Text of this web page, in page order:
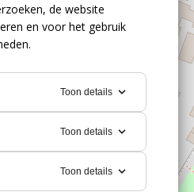
de website
en voor het gebruik
Toon details
Toon details
Toon details